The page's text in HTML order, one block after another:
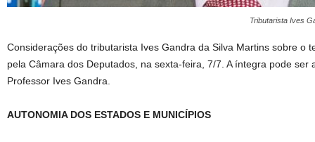
Tributarista Ives
Considerações do tributarista Ives Gandra da Silva Martins sobre o
pela Câmara dos Deputados, na sexta-feira, 7/7. A íntegra pode ser
Professor Ives Gandra.
AUTONOMIA DOS ESTADOS E MUNICÍPIOS